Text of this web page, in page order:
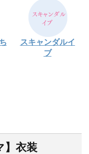
スキャンダルイ
ブ
】衣装